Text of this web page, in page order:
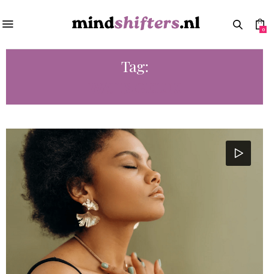
0
Tag: